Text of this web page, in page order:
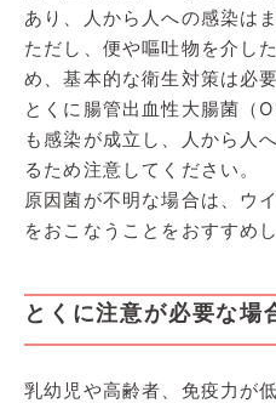
あり、人から人への感染は
ただし、便や嘔吐物を介し
め、基本的な衛生対策は必要
とくに腸管出血性大腸菌（
も感染が成立し、人から人
るため注意してください。
原因菌が不明な場合は、ウ
をおこなうことをおすすめし
とくに注意が必要な場
乳幼児や高齢者、免疫力が